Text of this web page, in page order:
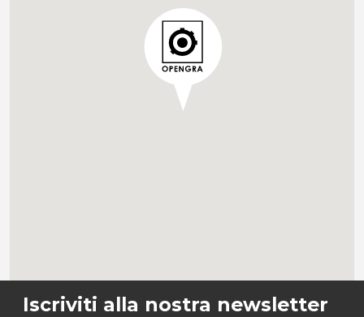
Iscriviti alla nostra newsletter